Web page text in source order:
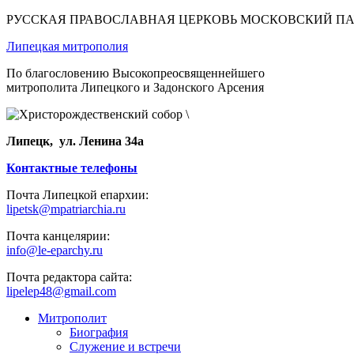
РУССКАЯ ПРАВОСЛАВНАЯ ЦЕРКОВЬ МОСКОВСКИЙ
Липецкая митрополия
По благословению Высокопреосвященнейшего
митрополита Липецкого и Задонского Арсения
Липецк, ул. Ленина 34а
Контактные телефоны
Почта Липецкой епархии:
lipetsk@mpatriarchia.ru
Почта канцелярии:
info@le-eparchy.ru
Почта редактора сайта:
lipelep48@gmail.com
Митрополит
Биография
Служение и встречи